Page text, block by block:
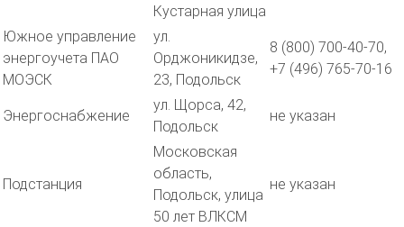
Кустарная улица
Южное управление
энергоучета ПАО
МОЭСК
ул.
Орджоникидзе,
23, Подольск
8 (800) 700-40-70,
+7 (496) 765-70-16
Энергоснабжение
ул. Щорса, 42,
Подольск
не указан
Подстанция
Московская
область,
Подольск, улица
50 лет ВЛКСМ
не указан